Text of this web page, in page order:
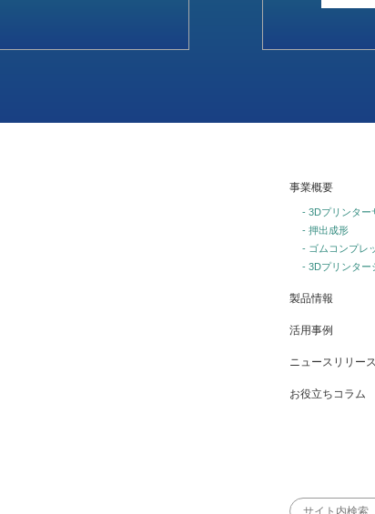
事業概要
- 3Dプリンター
- 押出成形
- ゴムコンプレ
- 3Dプリンター
製品情報
活用事例
ニュースリリース
お役立ちコラム